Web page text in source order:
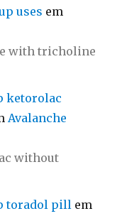
uses em
with tricholine
ketorolac
Avalanche
without
toradol pill em